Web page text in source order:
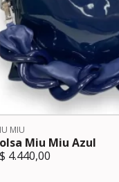
MIU
Miu Miu Azul
4.440,00